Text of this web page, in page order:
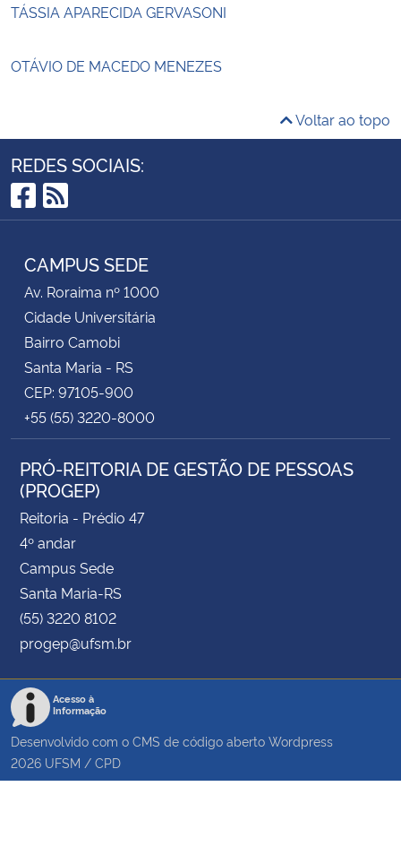
TÁSSIA APARECIDA GERVASONI
OTÁVIO DE MACEDO MENEZES
Voltar ao topo
REDES SOCIAIS:
Facebook
RSS
CAMPUS SEDE
Av. Roraima nº 1000
Cidade Universitária
Bairro Camobi
Santa Maria - RS
CEP: 97105-900
+55 (55) 3220-8000
PRÓ-REITORIA DE GESTÃO DE PESSOAS
(PROGEP)
Reitoria - Prédio 47
4º andar
Campus Sede
Santa Maria-RS
(55) 3220 8102
progep@ufsm.br
Acesso à
Informação
Desenvolvido com o CMS de código aberto Wordpress
2026 UFSM / CPD